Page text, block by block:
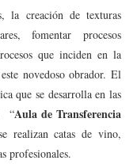
la creación de texturas
fomentar procesos
que inciden en la
novedoso obrador. El
que se desarrolla en las
“Aula de Transferencia
realizan catas de vino,
profesionales.